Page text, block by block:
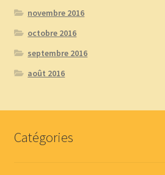
novembre 2016
octobre 2016
septembre 2016
août 2016
Catégories